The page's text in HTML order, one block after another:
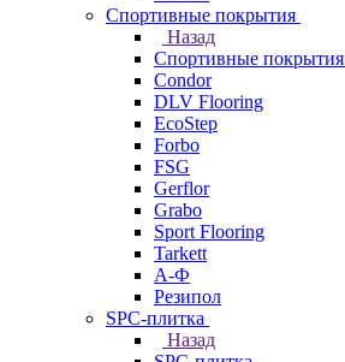
Спортивные покрытия
Назад
Спортивные покрытия
Condor
DLV Flooring
EcoStep
Forbo
FSG
Gerflor
Grabo
Sport Flooring
Tarkett
А-Ф
Резипол
SPC-плитка
Назад